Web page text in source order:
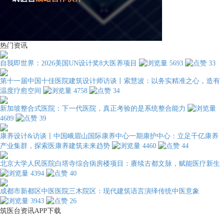
热门资讯
自我即世界：2026美国UN设计奖8大医养项目 5693 33
第十一届中国十佳医院建筑设计师访谈丨索慧波：以务实精准之心，造有
温度疗愈空间
4758 34
新加坡整合式医院：下一代医院，真正考验的是系统整合能力
4689
39
康养设计&访谈丨中国峨眉山国际康养中心一期康护中心：立足千亿康养
产业集群，探索医康养建筑未来趋势
4460 44
北京大学人民医院白塔寺综合病房楼项目：赓续古都文脉，赋能医疗新生
4394
40
成都市新都区中医医院三木院区：现代建筑语言演绎传统中医意象
3943
26
筑医台资讯APP下载